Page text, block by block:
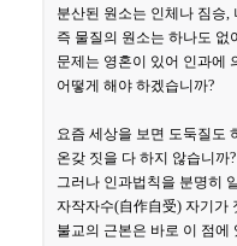
분산된 원소는 인체나 짐승,
즉 물질의 원소는 하나도 없
문제는 영혼이 있어 인과에
어떻게 해야 하겠습니까?
요즘 세상을 보면 도둑질도
온갖 짓을 다 하지 않습니까?
그러나 인과법칙을 분명히
자작자수(自作自受) 자기가
불교의 근본은 바로 이 점에